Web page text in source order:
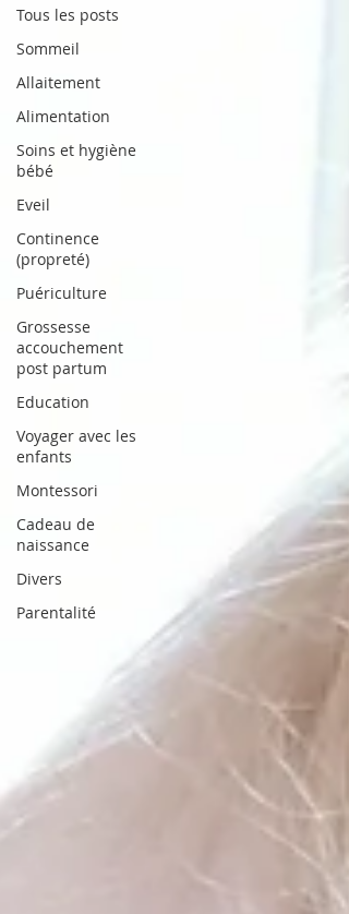
Tous les posts
Sommeil
Allaitement
Alimentation
Soins et hygiène
bébé
Eveil
Continence
(propreté)
Puériculture
Grossesse
accouchement
post partum
Education
Voyager avec les
enfants
Montessori
Cadeau de
naissance
Divers
Parentalité